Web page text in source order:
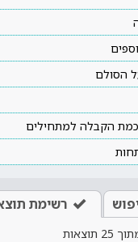
הסולם
הקבלה למתחילים
רשימת
25 תוצאות